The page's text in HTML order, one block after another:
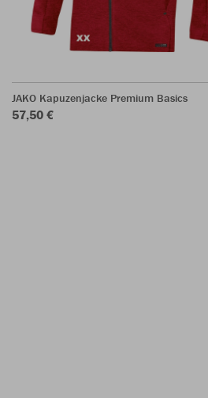
JAKO Kapuzenjacke Premium Basics
57,50 €